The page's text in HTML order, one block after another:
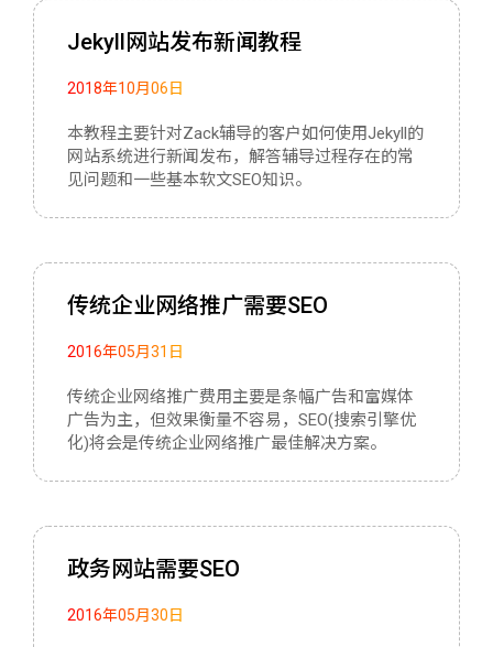
Jekyll网站发布新闻教程
2018年10月06日
本教程主要针对Zack辅导的客户如何使用Jekyll的
网站系统进行新闻发布，解答辅导过程存在的常
见问题和一些基本软文SEO知识。
传统企业网络推广需要SEO
2016年05月31日
传统企业网络推广费用主要是条幅广告和富媒体
广告为主，但效果衡量不容易，SEO(搜索引擎优
化)将会是传统企业网络推广最佳解决方案。
政务网站需要SEO
2016年05月30日